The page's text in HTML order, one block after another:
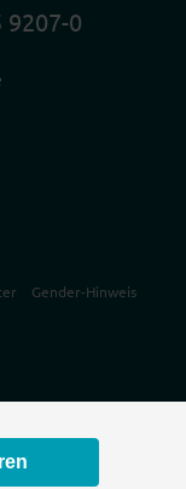
9207-0
Gender-Hinweis